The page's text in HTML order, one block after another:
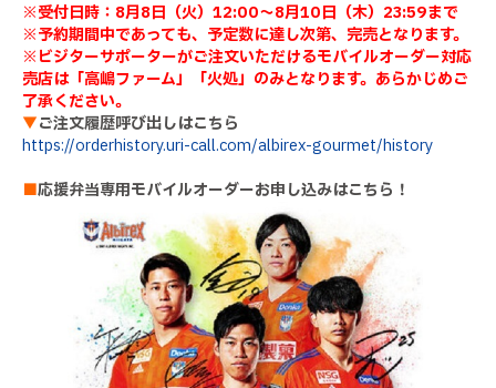
※受付日時：8月8日（火）12:00～8月10日（木）23:59まで
※予約期間中であっても、予定数に達し次第、完売となります。
※ビジターサポーターがご注文いただけるモバイルオーダー対応
売店は「高嶋ファーム」「火処」のみとなります。あらかじめご
了承ください。
▼ご注文履歴呼び出しはこちら
https://orderhistory.uri-call.com/albirex-gourmet/history
■応援弁当専用モバイルオーダーお申し込みはこちら！